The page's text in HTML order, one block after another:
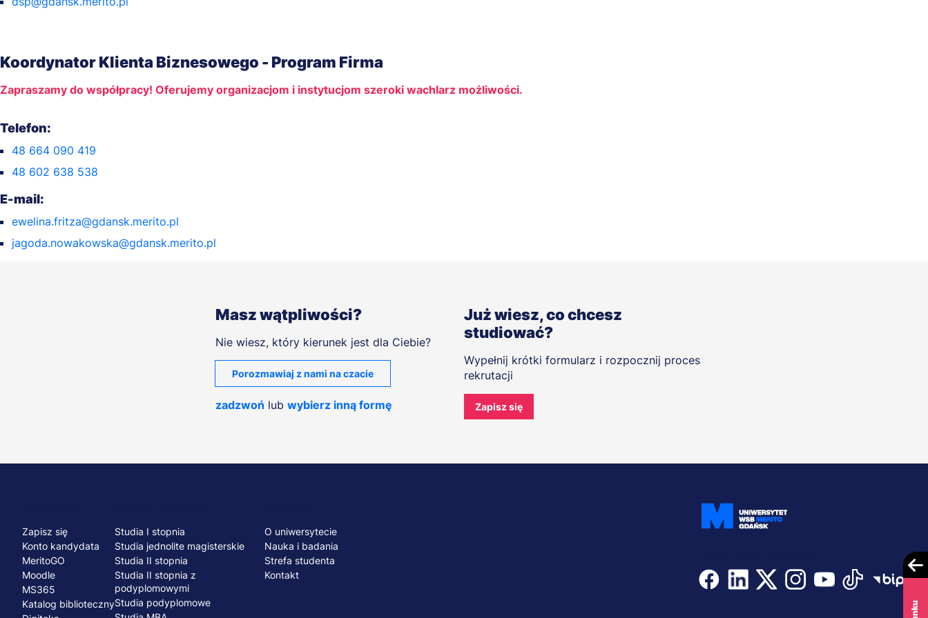
Koordynator Klienta Biznesowego - Program Firma
Zapraszamy do współpracy! Oferujemy organizacjom i instytucjom szeroki wachlarz możliwości.
Telefon:
48 664 090 419
48 602 638 538
E-mail:
ewelina.fritza@gdansk.merito.pl
jagoda.nowakowska@gdansk.merito.pl
Masz wątpliwości?
Nie wiesz, który kierunek jest dla Ciebie?
Porozmawiaj z nami na czacie
zadzwoń lub wybierz inną formę
Już wiesz, co chcesz
studiować?
Wypełnij krótki formularz i rozpocznij proces
rekrutacji
Zapisz się
Menu
stopka
Zapisz się
Konto kandydata
MeritoGO
Moodle
MS365
Katalog biblioteczny
Studia I stopnia
Studia jednolite magisterskie
Studia II stopnia
Studia II stopnia z
podyplomowymi
Studia podyplomowe
O uniwersytecie
Nauka i badania
Strefa studenta
Kontakt